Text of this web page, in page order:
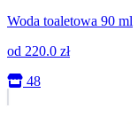
Woda toaletowa 90 ml
od 220.0 zł
48